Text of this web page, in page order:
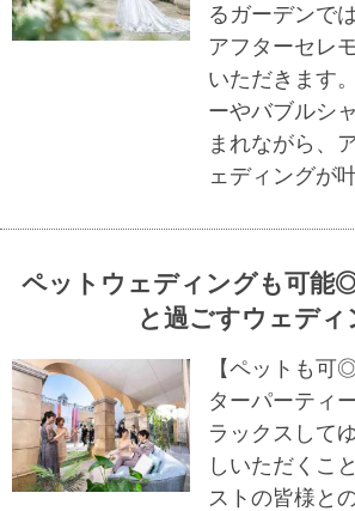
るガーデンで
アフターセレ
いただきます
ーやバブルシ
まれながら、
ェディングが
ペットウェディングも可能
と過ごすウェディ
【ペットも可
ターパーティ
ラックスして
しいただくこ
ストの皆様と